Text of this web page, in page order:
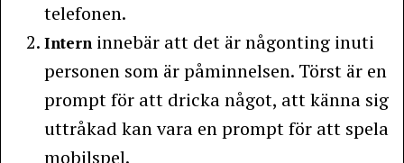
telefonen.
Intern innebär att det är någonting inuti
personen som är påminnelsen. Törst är en
prompt för att dricka något, att känna sig
uttråkad kan vara en prompt för att spela
mobilspel.